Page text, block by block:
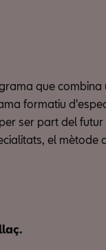
que combina
formatiu
ser part del
el mètode